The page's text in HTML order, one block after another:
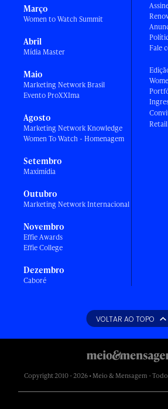
Março
Women to Watch Summit
Abril
Mídia Master
Maio
Marketing Network Brasil
Evento ProXXIma
Agosto
Marketing Network Knowledge
Women To Watch - Homenagem
Setembro
Maximídia
Outubro
Marketing Network Internacional
Novembro
Effie Awards
Effie College
Dezembro
Caboré
Fale
VOLTAR AO TOPO
Copyright 2010 - 2026 • Meio & Mensagem -